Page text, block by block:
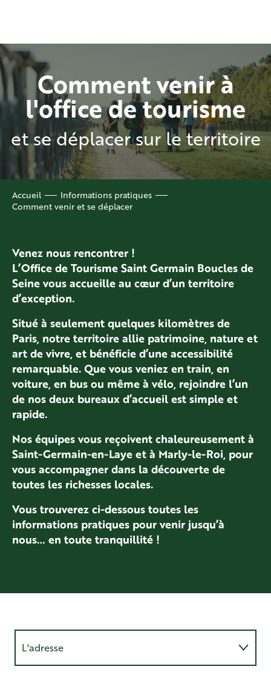
principal
Comment venir à
l'office de tourisme
et se déplacer sur le territoire
Accueil
Informations pratiques
Comment venir et se déplacer
Venez nous rencontrer !
L’Office de Tourisme Saint Germain Boucles de
Seine vous accueille au cœur d’un territoire
d’exception.
Situé à seulement quelques kilomètres de
Paris, notre territoire allie patrimoine, nature et
art de vivre, et bénéficie d’une accessibilité
remarquable. Que vous veniez en train, en
voiture, en bus ou même à vélo, rejoindre l’un
de nos deux bureaux d’accueil est simple et
rapide.
Nos équipes vous reçoivent chaleureusement à
Saint-Germain-en-Laye et à Marly-le-Roi, pour
vous accompagner dans la découverte de
toutes les richesses locales.
Vous trouverez ci-dessous toutes les
informations pratiques pour venir jusqu’à
nous… en toute tranquillité !
L'adresse